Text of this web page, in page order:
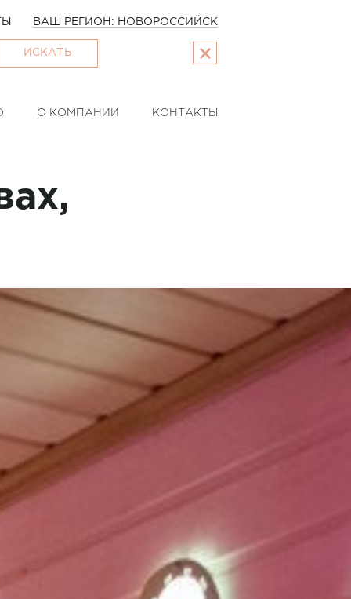
ВАШ РЕГИОН: НОВОРОССИЙСК
ИСКАТЬ
О КОМПАНИИ КОНТАКТЫ